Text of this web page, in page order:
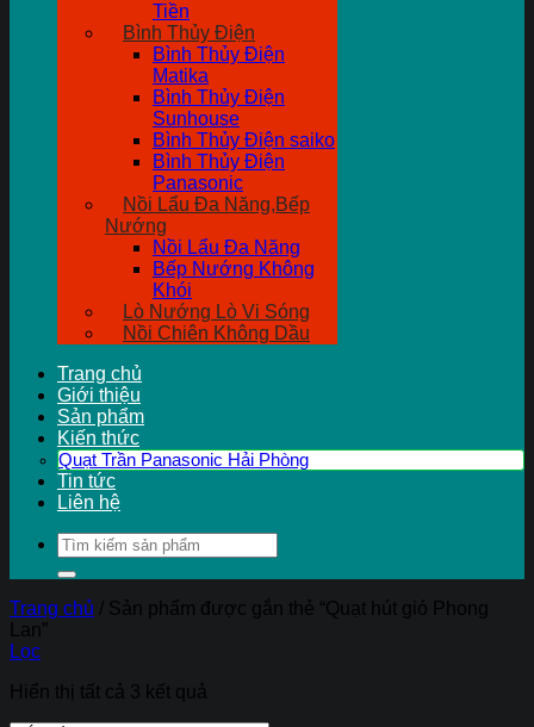
Tiền
Bình Thủy Điện
Bình Thủy Điện
Matika
Bình Thủy Điện
Sunhouse
Bình Thủy Điện saiko
Bình Thủy Điện
Panasonic
Nồi Lẩu Đa Năng,Bếp
Nướng
Nồi Lẩu Đa Năng
Bếp Nướng Không
Khói
Lò Nướng Lò Vi Sóng
Nồi Chiên Không Dầu
Trang chủ
Giới thiệu
Sản phẩm
Kiến thức
Quạt Trần Panasonic Hải Phòng
Tin tức
Liên hệ
Tìm
kiếm:
Trang chủ / Sản phẩm được gắn thẻ “Quạt hút gió Phong
Lan”
Lọc
Hiển thị tất cả 3 kết quả